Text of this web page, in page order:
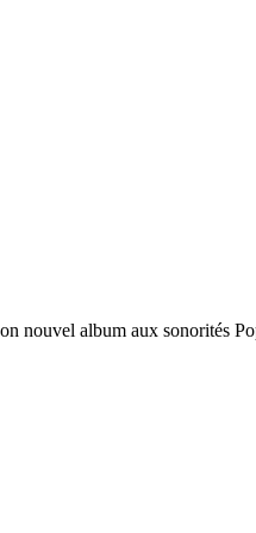
nouvel album aux sonorités